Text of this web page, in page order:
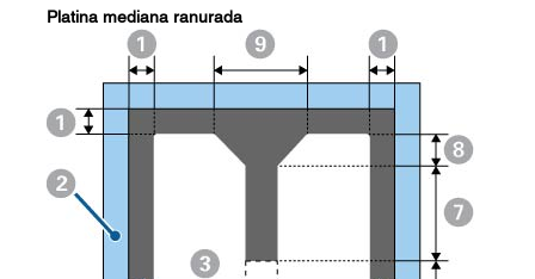
Platina mediana ranurada